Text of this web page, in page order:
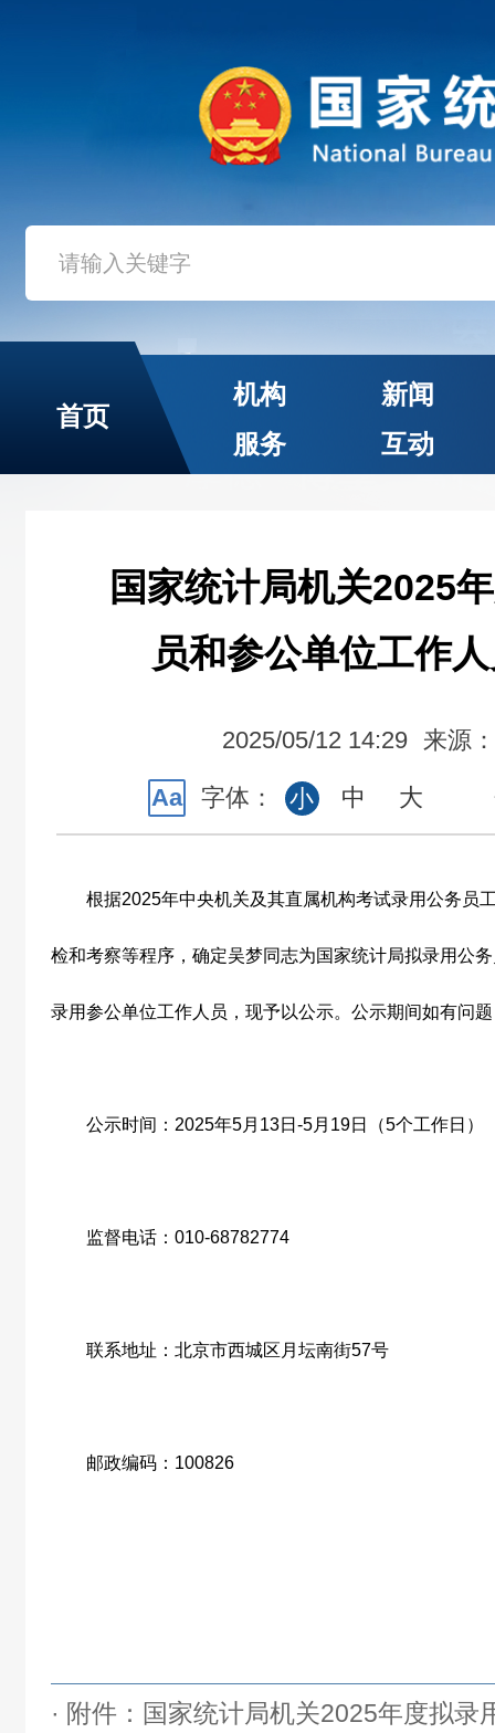
首页
机构
新闻
服务
互动
国家统计局机关2025
员和参公单位工作
2025/05/12 14:29 来源
Aa 字体： 小 中 大
根据2025年中央机关及其直属机构考试录用公务员
检和考察等程序，确定吴梦同志为国家统计局拟录用公
录用参公单位工作人员，现予以公示。公示期间如有问
公示时间： 2025年5月 13日 -5月 19日（5个工作日）
监督电话： 010-68782774
联系地址：北京市西城区月坛南街57号
邮政编码： 100826
· 附件：国家统计局机关2025年度拟录